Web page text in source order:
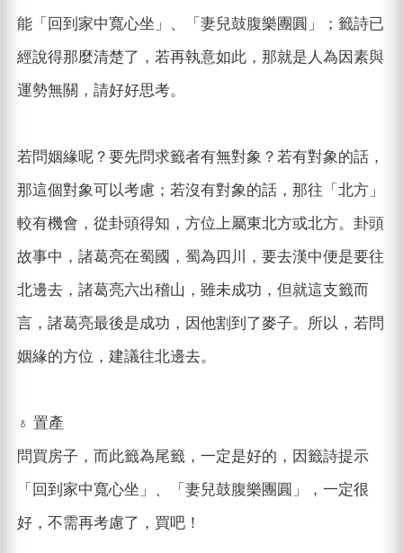
能「回到家中寬心坐」、「妻兒鼓腹樂團圓」；籤詩已
經說得那麼清楚了，若再執意如此，那就是人為因素與
運勢無關，請好好思考。
若問姻緣呢？要先問求籤者有無對象？若有對象的話，
那這個對象可以考慮；若沒有對象的話，那往「北方」
較有機會，從卦頭得知，方位上屬東北方或北方。卦頭
故事中，諸葛亮在蜀國，蜀為四川，要去漢中便是要往
北邊去，諸葛亮六出稽山，雖未成功，但就這支籤而
言，諸葛亮最後是成功，因他割到了麥子。所以，若問
姻緣的方位，建議往北邊去。
♁ 置產
問買房子，而此籤為尾籤，一定是好的，因籤詩提示
「回到家中寬心坐」、「妻兒鼓腹樂團圓」，一定很
好，不需再考慮了，買吧！